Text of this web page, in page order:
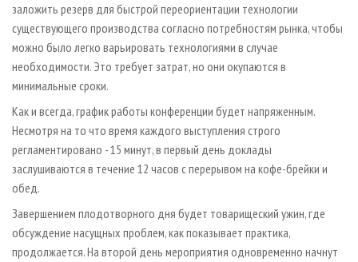
заложить резерв для быстрой переориентации технологии
существующего производства согласно потребностям рынка, чтобы
можно было легко варьировать технологиями в случае
необходимости. Это требует затрат, но они окупаются в
минимальные сроки.
Как и всегда, график работы конференции будет напряженным.
Несмотря на то что время каждого выступления строго
регламентировано - 15 минут, в первый день доклады
заслушиваются в течение 12 часов с перерывом на кофе-брейки и
обед.
Завершением плодотворного дня будет товарищеский ужин, где
обсуждение насущных проблем, как показывает практика,
продолжается. На второй день мероприятия одновременно начнут